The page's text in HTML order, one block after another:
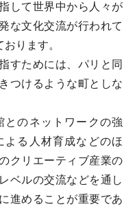
して世界中から人々が
な文化交流が行われて
ります。
すためには、パリと同
つけるような町としな
のネットワークの強
よる人材育成などのほ
クリエーティブ産業の
ベルの交流などを通し
進めることが重要であ